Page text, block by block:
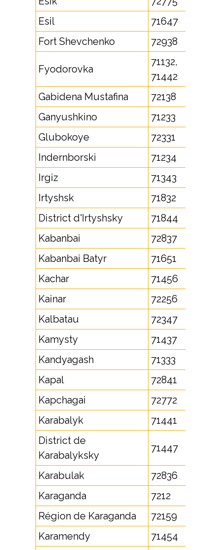
Esil
71647
Fort Shevchenko
72938
Fyodorovka
71132,
71442
Gabidena Mustafina
72138
Ganyushkino
71233
Glubokoye
72331
Indernborski
71234
Irgiz
71343
Irtyshsk
71832
District d'Irtyshsky
71844
Kabanbai
72837
Kabanbai Batyr
71651
Kachar
71456
Kainar
72256
Kalbatau
72347
Kamysty
71437
Kandyagash
71333
Kapal
72841
Kapchagai
72772
Karabalyk
71441
District de
Karabalyksky
71447
Karabulak
72836
Karaganda
7212
Région de Karaganda
72159
Karamendy
71454